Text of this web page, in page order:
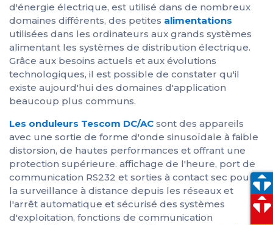
d'énergie électrique, est utilisé dans de nombreux
domaines différents, des petites alimentations
utilisées dans les ordinateurs aux grands systèmes
alimentant les systèmes de distribution électrique.
Grâce aux besoins actuels et aux évolutions
technologiques, il est possible de constater qu'il
existe aujourd'hui des domaines d'application
beaucoup plus communs.
Les onduleurs Tescom DC/AC sont des appareils
avec une sortie de forme d'onde sinusoïdale à faible
distorsion, de hautes performances et offrant une
protection supérieure. affichage de l'heure, port de
communication RS232 et sorties à contact sec pour
la surveillance à distance depuis les réseaux et
l'arrêt automatique et sécurisé des systèmes
d'exploitation, fonctions de communication